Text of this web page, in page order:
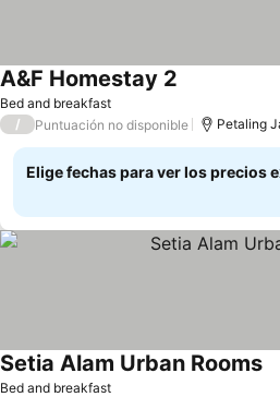
Bed and breakfast
A&F Homestay 2
/ Puntuación no disponible Petaling
Elige fechas para ver los precios
Bed and breakfast
Setia Alam Urban Rooms